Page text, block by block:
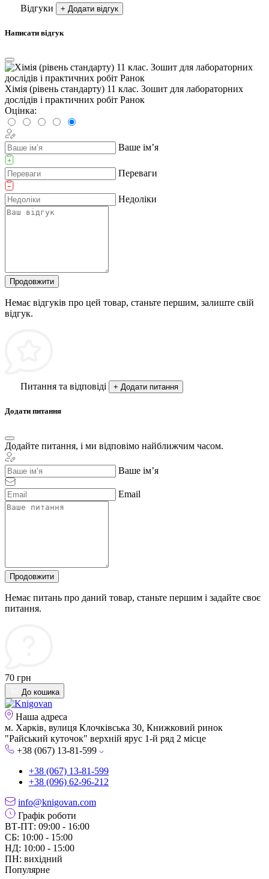
Відгуки
+ Додати відгук
Написати відгук
Хімія (рівень стандарту) 11 клас. Зошит для лабораторних
дослідів і практичних робіт Ранок
Оцінка:
Ваше ім’я
Переваги
Недоліки
Продовжити
Немає відгуків про цей товар, станьте першим, залиште свій
відгук.
Питання та відповіді + Додати питання
Додати питання
Додайте питання, і ми відповімо найближчим часом.
Ваше ім’я
Email
Продовжити
Немає питань про даний товар, станьте першим і задайте своє
питання.
70 грн
До кошика
Наша адреса
м. Харків, вулиця Клочківська 30, Книжковий ринок
"Райський куточок" верхній ярус 1-й ряд 2 місце
+38 (067) 13-81-599
+38 (067) 13-81-599
+38 (096) 62-96-212
info@knigovan.com
Графік роботи
ВТ-ПТ: 09:00 - 16:00
СБ: 10:00 - 15:00
НД: 10:00 - 15:00
ПН: вихідний
Популярне